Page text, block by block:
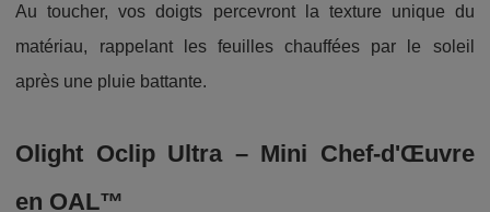
Au toucher, vos doigts percevront la texture unique du
matériau, rappelant les feuilles chauffées par le soleil
après une pluie battante.
Olight Oclip Ultra – Mini Chef-d'Œuvre
en OAL™